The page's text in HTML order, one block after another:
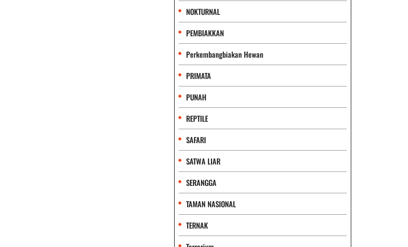
NOKTURNAL
PEMBIAKKAN
Perkembangbiakan Hewan
PRIMATA
PUNAH
REPTILE
SAFARI
SATWA LIAR
SERANGGA
TAMAN NASIONAL
TERNAK